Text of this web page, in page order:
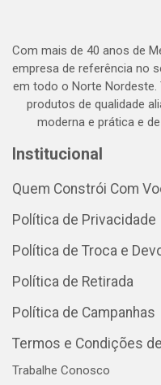
Com mais de 40 anos de
empresa de referência no
em todo o Norte
produtos de qualidade
moderna e prática e
Institucional
Quem Constrói Com
Política de Privacidade
Política de Troca e
Política de Retirada
Política de Campanhas
Termos e Condições
Trabalhe Conosco